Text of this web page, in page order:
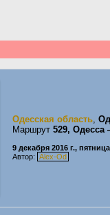
Одесская область,
Маршрут 529,
9 декабря 2016 г., пятница
Автор: Alex-Od